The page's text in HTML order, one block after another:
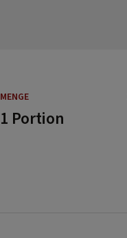
MENGE
1 Portion